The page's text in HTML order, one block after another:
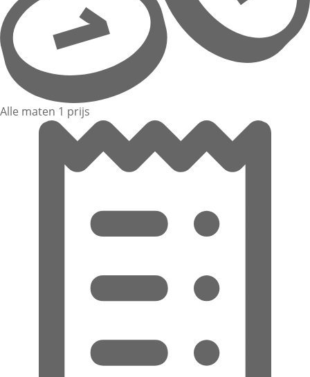
Alle maten 1 prijs